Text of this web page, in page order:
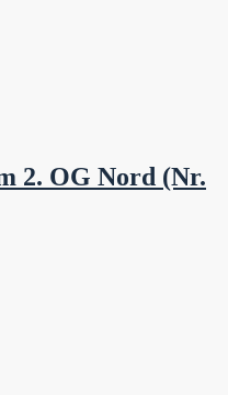
2. OG Nord (Nr.